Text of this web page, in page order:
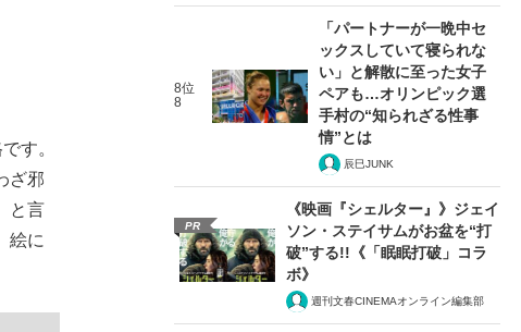
す。
ざ邪
と言
絵に
8位
8
「パートナーが一晩中セ
ックスしていて寝られな
い」と解散に至った女子
ペアも…オリンピック選
手村の“知られざる性事
情”とは
辰巳JUNK
PR
《映画『シェルター』》ジェイ
ソン・ステイサムがお盆を“打
破”する!!《「眠眠打破」コラ
ボ》
週刊文春CINEMAオンライン編集部